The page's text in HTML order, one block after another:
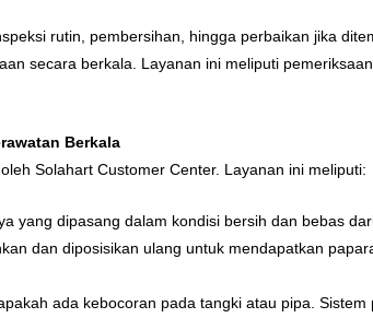
rutin, pembersihan, hingga perbaikan jika
secara berkala. Layanan ini meliputi
Berkala
Solahart Customer Center. Layanan ini meliputi:
yang dipasang dalam kondisi bersih dan bebas
dan diposisikan ulang untuk mendapatkan
ada kebocoran pada tangki atau pipa.